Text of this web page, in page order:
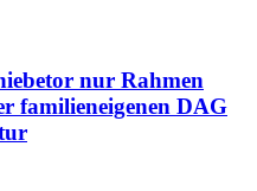
nur Rahmen
familieneigenen DAG